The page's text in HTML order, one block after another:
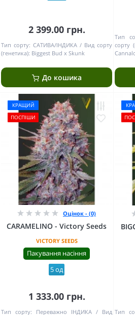
2 399.00 грн.
Тип сорту: САТИВА/ІНДИКА
Вид сорту
(генетика): Biggest Bud x Skunk
До кошика
Тип
сорту
КРАЩИЙ
ПОСПІШИ
Оцінок - (0)
CARAMELINO - Victory Seeds
VICTORY SEEDS
Пакування насіння
5 од
1 333.00 грн.
Тип сорту: Переважно ІНДИКА
Вид Тип